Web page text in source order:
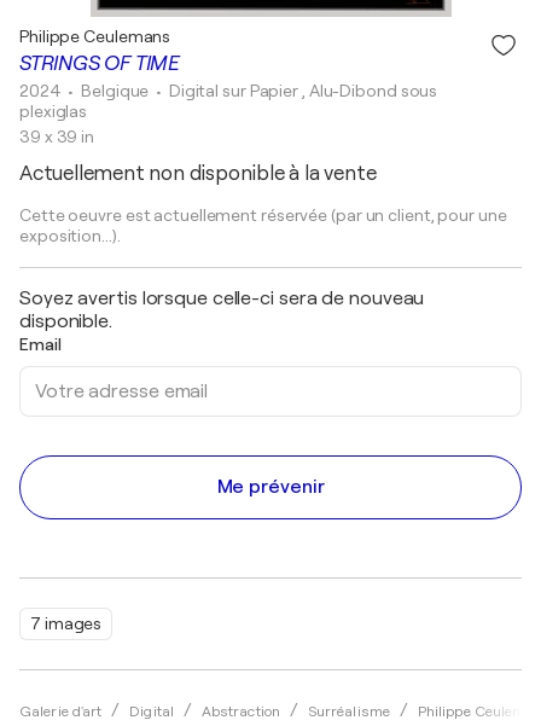
7 images
Galerie d'art Digital Abstraction Surréalisme Philippe
STRINGS OF TIME
Philippe Ceulemans
2024 • Belgique • Digital sur Papier , Alu-Dibond sous
plexiglas
39 x 39 in
Actuellement non disponible à la vente
Cette oeuvre est actuellement réservée (par un client, pour une
exposition...).
Soyez avertis lorsque celle-ci sera de nouveau
disponible.
Email
Me prévenir